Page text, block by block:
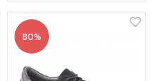
80%